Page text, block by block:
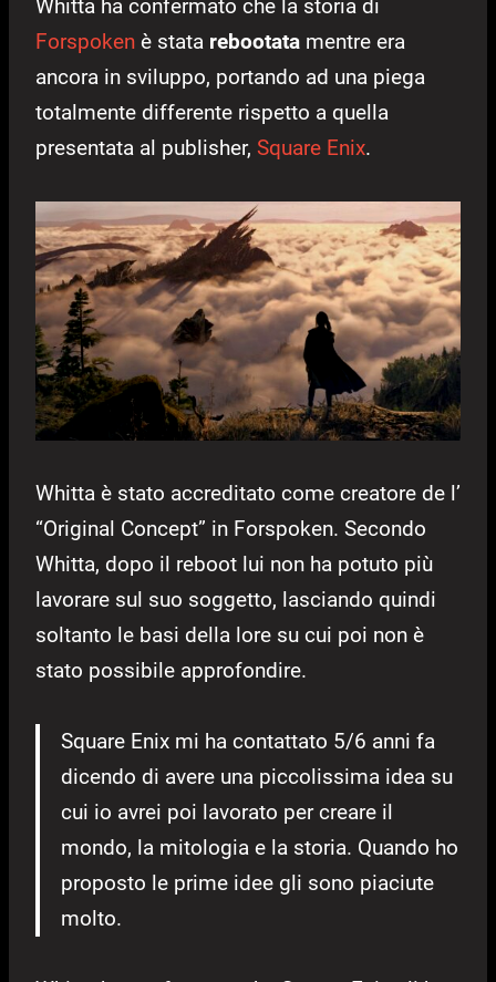
Whitta ha confermato che la storia di
Forspoken è stata rebootata mentre era
ancora in sviluppo, portando ad una piega
totalmente differente rispetto a quella
presentata al publisher, Square Enix.
Whitta è stato accreditato come creatore de l’
“Original Concept” in Forspoken. Secondo
Whitta, dopo il reboot lui non ha potuto più
lavorare sul suo soggetto, lasciando quindi
soltanto le basi della lore su cui poi non è
stato possibile approfondire.
Square Enix mi ha contattato 5/6 anni fa
dicendo di avere una piccolissima idea su
cui io avrei poi lavorato per creare il
mondo, la mitologia e la storia. Quando ho
proposto le prime idee gli sono piaciute
molto.